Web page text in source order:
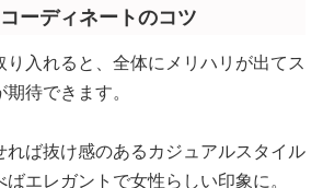
ーディネートのコツ
り入れると、全体にメリハリが出てス
待できます。
れば抜け感のあるカジュアルスタイル
エレガントで女性らしい印象に。